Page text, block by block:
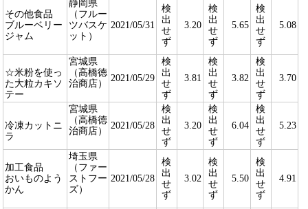
その他食品
ブルーベリー
ジャム
静岡県
（フルー
ツバスケ
ット）
2021/05/31
検
出
せ
ず
3.20
検
出
せ
ず
5.65
検
出
せ
ず
5.08
☆米粉を使っ
た大粒カキソ
テー
宮城県
（高橋徳
治商店）
2021/05/29
検
出
せ
ず
3.81
検
出
せ
ず
3.82
検
出
せ
ず
3.70
冷凍カットニ
ラ
宮城県
（高橋徳
治商店）
2021/05/28
検
出
せ
ず
3.20
検
出
せ
ず
6.04
検
出
せ
ず
5.23
加工食品
おいものよう
かん
埼玉県
（ファー
ストフー
ズ）
2021/05/28
検
出
せ
ず
3.02
検
出
せ
ず
5.50
検
出
せ
ず
4.91